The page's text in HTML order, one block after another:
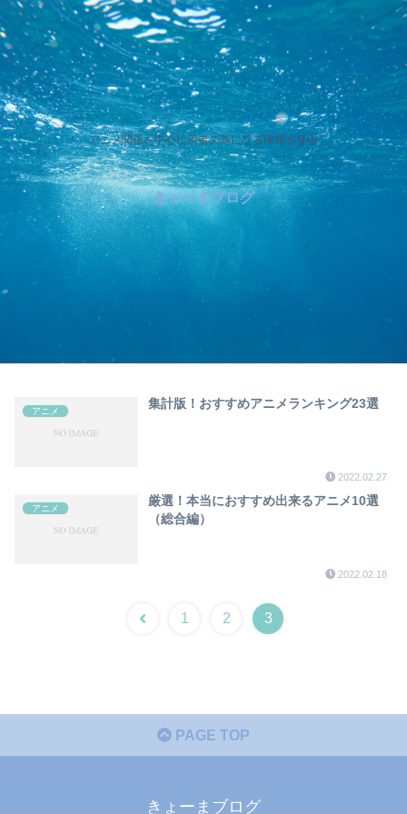
アニメ関係を中心に読者の為になる情報を発信
きょーまブログ
アニメ
集計版！おすすめアニメランキング23選
2022.02.27
アニメ
厳選！本当におすすめ出来るアニメ10選
（総合編）
2022.02.18
1 2 3
PAGE TOP
きょーまブログ